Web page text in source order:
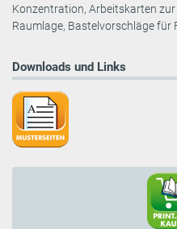
Konzentration, Arbeitskarten
Raumlage, Bastelvorschläge
Downloads und Links